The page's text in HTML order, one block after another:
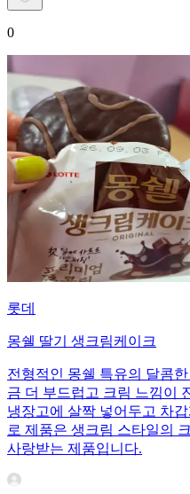
0
롯데
몽쉘 딸기 생크림케이크
전형적인 몽쉘 특유의 달콤
금 더 부드럽고 크림 느낌이
냉장고에 살짝 넣어두고 차
로 제품은 생크림 스타일의
사랑받는 제품입니다.